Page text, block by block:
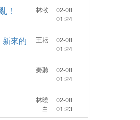
！ 林牧
02-08
01:24
新來的
王耘
02-08
01:24
秦聽
02-08
01:24
林曉
白
02-08
01:23